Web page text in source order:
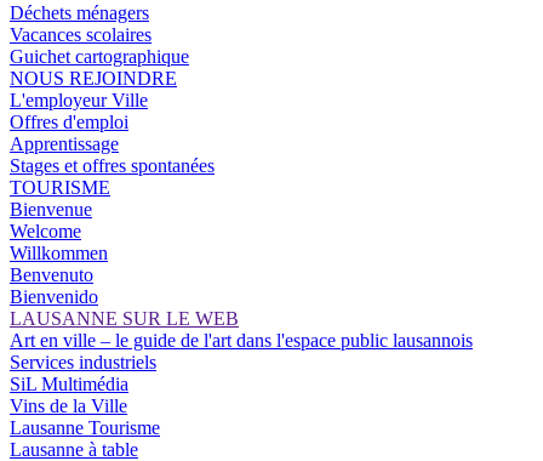
Déchets ménagers
Vacances scolaires
Guichet cartographique
NOUS REJOINDRE
L'employeur Ville
Offres d'emploi
Apprentissage
Stages et offres spontanées
TOURISME
Bienvenue
Welcome
Willkommen
Benvenuto
Bienvenido
LAUSANNE SUR LE WEB
Art en ville – le guide de l'art dans l'espace public lausannois
Services industriels
SiL Multimédia
Vins de la Ville
Lausanne Tourisme
Lausanne à table